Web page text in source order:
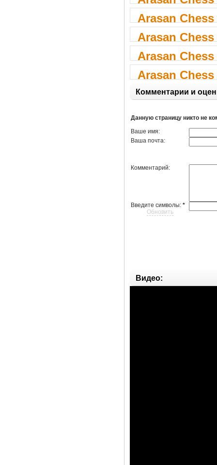
Arasan Chess
Arasan Chess
Arasan Chess
Arasan Chess
Комментарии и
Данную страницу никто не
Ваше имя:
Ваша почта:
Комментарий:
Введите символы:*
Обновить
Видео: